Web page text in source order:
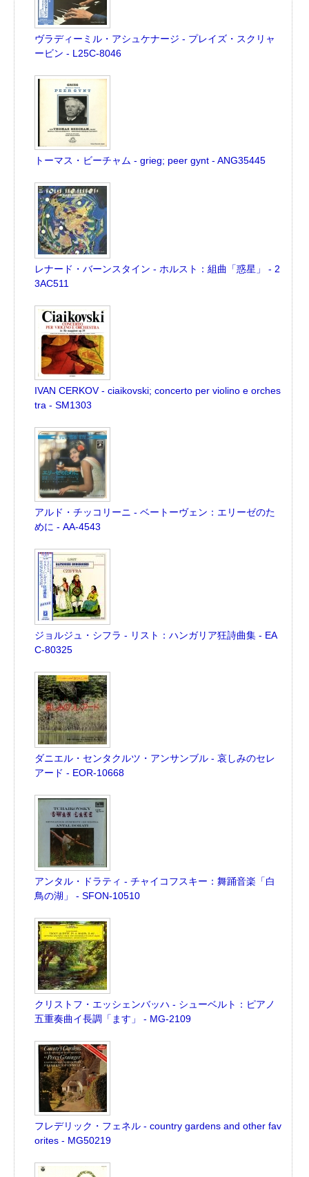
ヴラディーミル・アシュケナージ - プレイズ・スクリャ
ービン - L25C-8046
トーマス・ビーチャム - grieg; peer gynt - ANG35445
レナード・バーンスタイン - ホルスト：組曲「惑星」 - 2
3AC511
IVAN CERKOV - ciaikovski; concerto per violino e orches
tra - SM1303
アルド・チッコリーニ - ベートーヴェン：エリーゼのた
めに - AA-4543
ジョルジュ・シフラ - リスト：ハンガリア狂詩曲集 - EA
C-80325
ダニエル・センタクルツ・アンサンブル - 哀しみのセレ
アード - EOR-10668
アンタル・ドラティ - チャイコフスキー：舞踊音楽「白
鳥の湖」 - SFON-10510
クリストフ・エッシェンバッハ - シューベルト：ピアノ
五重奏曲イ長調「ます」 - MG-2109
フレデリック・フェネル - country gardens and other fav
orites - MG50219